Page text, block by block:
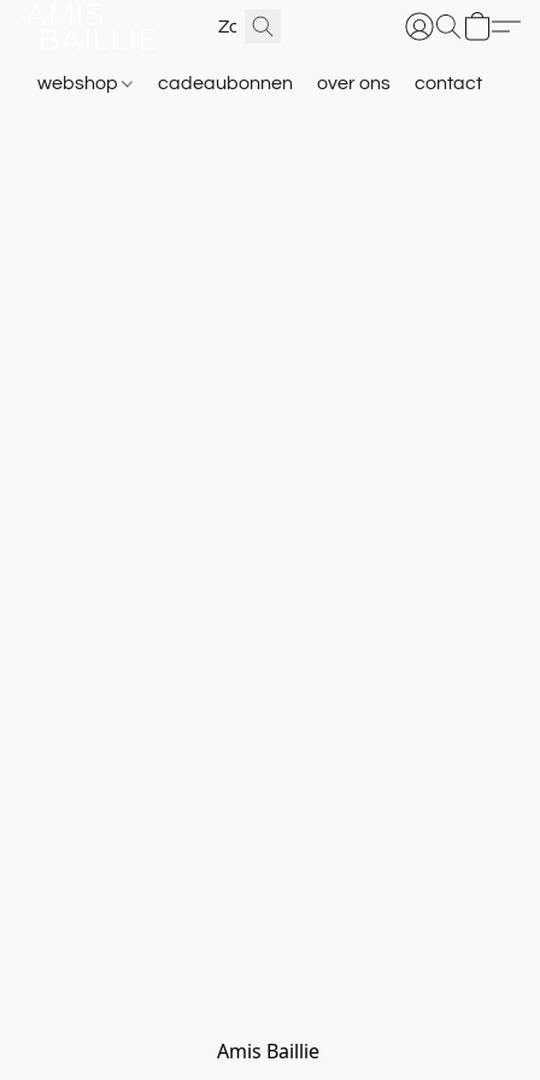
webshop cadeaubonnen over ons contact
Amis Baillie